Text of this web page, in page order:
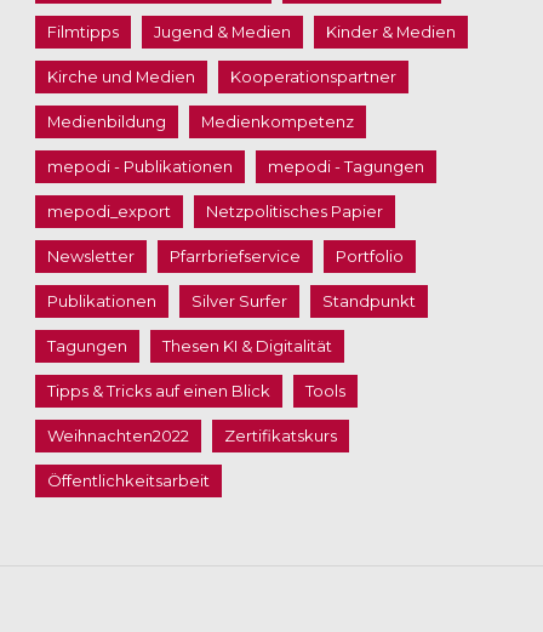
Filmtipps Jugend & Medien Kinder & Medien
Kirche und Medien Kooperationspartner
Medienbildung Medienkompetenz
mepodi - Publikationen mepodi - Tagungen
mepodi_export Netzpolitisches Papier
Newsletter Pfarrbriefservice Portfolio
Publikationen Silver Surfer Standpunkt
Tagungen Thesen KI & Digitalität
Tipps & Tricks auf einen Blick Tools
Weihnachten2022 Zertifikatskurs
Öffentlichkeitsarbeit